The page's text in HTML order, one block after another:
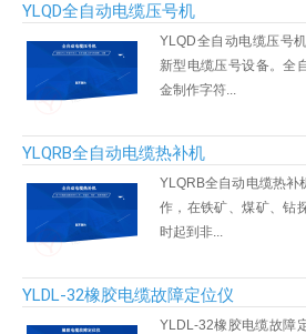
YLQD全自动电缆压号机
YLQD全自动电缆压号
新型电缆压号设备。全
金制作字符...
YLQRB全自动电缆热补机
YLQRB全自动电缆热补
作，在铁矿、煤矿、钻
时起到非...
YLDL-32橡胶电缆故障定位仪
YLDL-32橡胶电缆故障